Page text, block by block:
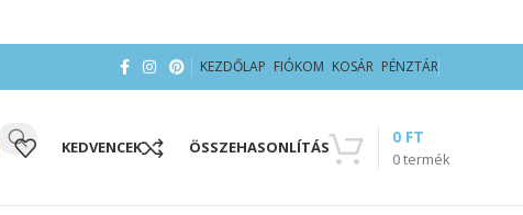
KEZDŐLAP FIÓKOM KOSÁR PÉNZTÁR
KEDVENCEK ÖSSZEHASONLÍTÁS
0termék
0 FT